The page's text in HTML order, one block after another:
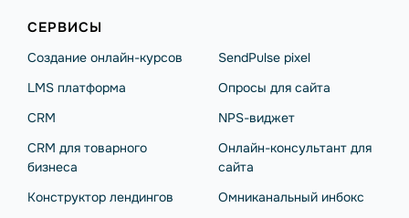
СЕРВИСЫ
Создание онлайн-курсов
LMS платформа
CRM
CRM для товарного
бизнеса
Конструктор лендингов
SendPulse pixel
Опросы для сайта
NPS-виджет
Онлайн-консультант для
сайта
Омниканальный инбокс